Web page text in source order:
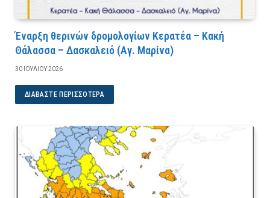
Έναρξη θερινών δρομολογίων Κερατέα – Κακή
Θάλασσα – Δασκαλειό (Αγ. Μαρίνα)
30 ΙΟΥΛΊΟΥ 2026
ΔΙΑΒΆΣΤΕ ΠΕΡΙΣΣΌΤΕΡΑ